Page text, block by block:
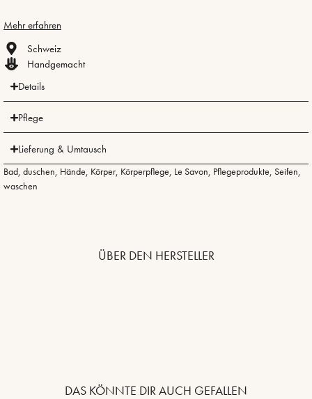
Mehr erfahren
Schweiz
Handgemacht
Details
Pflege
Lieferung & Umtausch
Bad, duschen, Hände, Körper, Körperpflege, Le Savon, Pflegeprodukte, Seifen,
waschen
ÜBER DEN HERSTELLER
DAS KÖNNTE DIR AUCH GEFALLEN